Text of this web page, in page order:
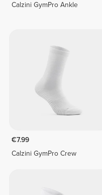
Calzini GymPro Ankle
€7.99
Calzini GymPro Crew